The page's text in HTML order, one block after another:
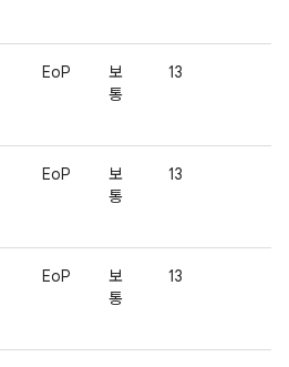
EoP
보
통
13
EoP
보
통
13
EoP
보
통
13